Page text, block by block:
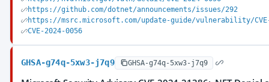
https://github.com/dotnet/announcements/issues/292
https://msrc.microsoft.com/update-guide/vulnerability/CVE-
CVE-2024-0056
GHSA-g74q-5xw3-j7q9 GHSA-g74q-5xw3-j7q9